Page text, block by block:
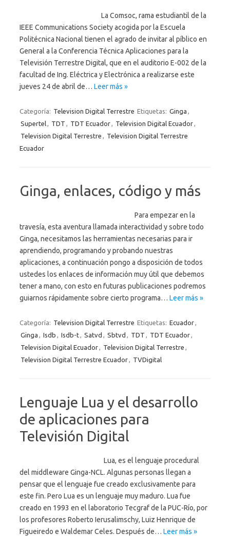
La Comsoc, rama estudiantil de la
IEEE Communications Society acogida por la Escuela
Politécnica Nacional tienen el agrado de invitar al píblico en
General a la Conferencia Técnica Aplicaciones para la
Televisión Terrestre Digital, que en el auditorio E-002 de la
facultad de Ing. Eléctrica y Electrónica a realizarse este
jueves 24 de abril de… Leer más »
Categoría: Television Digital Terrestre Etiquetas: Ginga ,
Supertel, TDT , TDT Ecuador, Television Digital Ecuador,
Television Digital Terrestre , Television Digital Terrestre
Ecuador
Ginga, enlaces, código y más
Para empezar en la
travesía, esta aventura llamada interactividad y sobre todo
Ginga, necesitamos las herramientas necesarias para ir
aprendiendo, programando y probando nuestras
aplicaciones, a continuación pongo a disposición de todos
ustedes los enlaces de información muy útil que debemos
tener a mano, con esto en futuras publicaciones podremos
guiarnos rápidamente sobre cierto programa… Leer más »
Categoría: Television Digital Terrestre Etiquetas: Ecuador,
Ginga , Isdb , Isdb-t, Satvd , Sbtvd , TDT , TDT Ecuador,
Television Digital Ecuador, Television Digital Terrestre ,
Television Digital Terrestre Ecuador, TVDigital
Lenguaje Lua y el desarrollo
de aplicaciones para
Televisión Digital
Lua, es el lenguaje procedural
del middleware Ginga-NCL. Algunas personas llegan a
pensar que el lenguaje fue creado exclusivamente para
este fin. Pero Lua es un lenguaje muy maduro. Lua fue
creado en 1993 en el laboratorio Tecgraf de la PUC-Río, por
los profesores Roberto Ierusalimschy, Luiz Henrique de
Figueiredo e Waldemar Celes. Después de… Leer más »